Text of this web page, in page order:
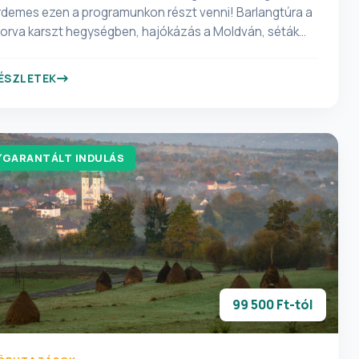
ezen a programunkon részt venni! Barlangtúra a
karszt hegységben, hajókázás a Moldván, séták
biztosít feledhetetlen élményeket ezen
Tartson velünk!
GARANTÁLT INDULÁS
99 500 Ft-tól